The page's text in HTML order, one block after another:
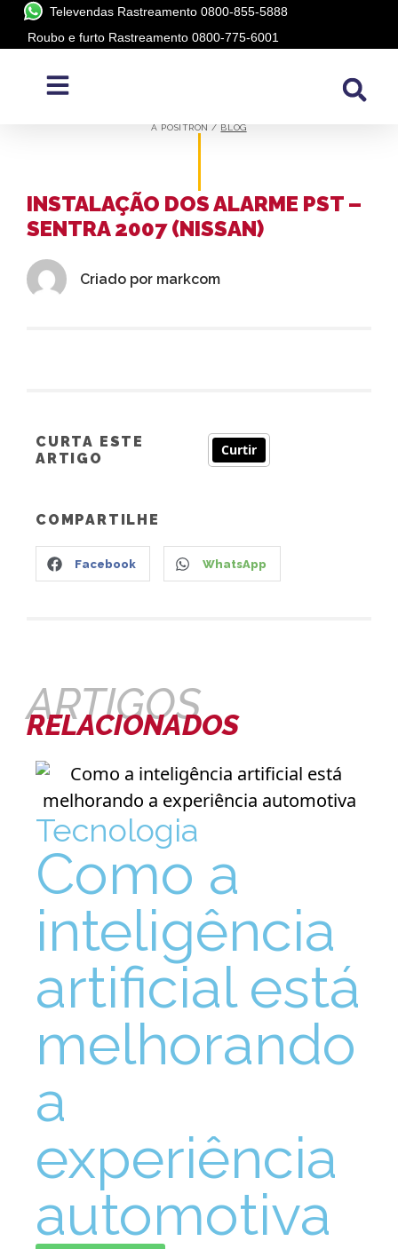
Televendas Rastreamento 0800-855-5888
Roubo e furto Rastreamento 0800-775-6001
A PÓSITRON / BLOG
INSTALAÇÃO DOS ALARME PST –
SENTRA 2007 (NISSAN)
Criado por markcom
CURTA ESTE
ARTIGO
Curtir
COMPARTILHE
Facebook WhatsApp
ARTIGOS
RELACIONADOS
Tecnologia
Como a
inteligência
artificial está
melhorando
a
experiência
automotiva